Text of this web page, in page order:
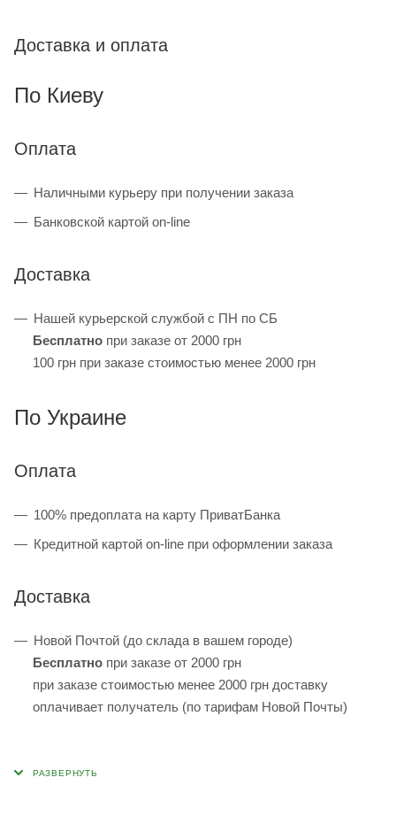
Доставка и оплата
По Киеву
Оплата
Наличными курьеру при получении заказа
Банковской картой on-line
Доставка
Нашей курьерской службой с ПН по СБ
Бесплатно при заказе от 2000 грн
100 грн при заказе стоимостью менее 2000 грн
По Украине
Оплата
100% предоплата на карту ПриватБанка
Кредитной картой on-line при оформлении заказа
Доставка
Новой Почтой (до склада в вашем городе)
Бесплатно при заказе от 2000 грн
при заказе стоимостью менее 2000 грн доставку
оплачивает получатель (по тарифам Новой Почты)